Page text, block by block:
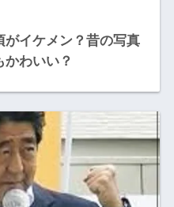
がイケメン？昔の写真
わいい？